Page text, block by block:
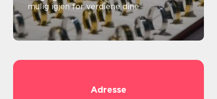
mulig igjen for verdiene dine
Adresse